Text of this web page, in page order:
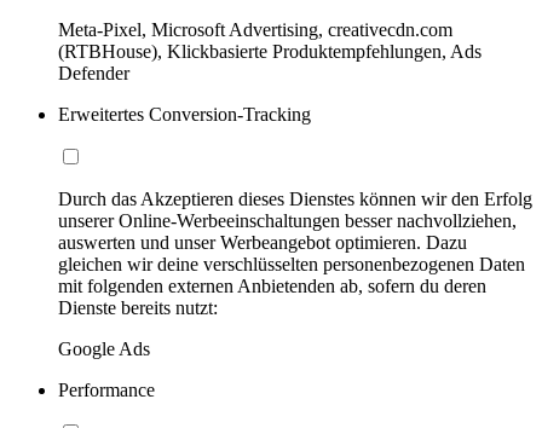
Meta-Pixel, Microsoft Advertising, creativecdn.com
(RTBHouse), Klickbasierte Produktempfehlungen, Ads
Defender
Erweitertes Conversion-Tracking
Durch das Akzeptieren dieses Dienstes können wir den Erfolg
unserer Online-Werbeeinschaltungen besser nachvollziehen,
auswerten und unser Werbeangebot optimieren. Dazu
gleichen wir deine verschlüsselten personenbezogenen Daten
mit folgenden externen Anbietenden ab, sofern du deren
Dienste bereits nutzt:
Google Ads
Performance